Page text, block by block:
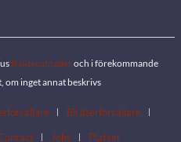
fraktkostnaderoch i förekommande
inget annat beskrivs
Bli återförsäljare
Jobs Platser